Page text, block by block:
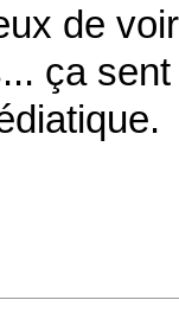
de
ça